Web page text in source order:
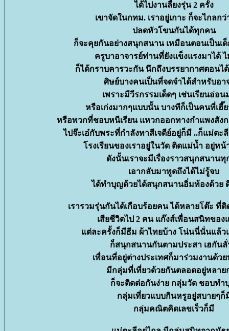
ได้ไปงานลี้ยงรุ่น 2 ครั้ง
เขาจัดในกทม. เราอยู่เกาะ ก็จะไกลก
ปลดหัวโขนกันได้ทุกคน
ก็จะคุยกันอย่างสนุกสนาน เหมือนตอนเป็นเ
ครูบาอาจารย์ท่านที่ยังแข็งแรงมาได้
ก็ได้กราบคารวะกัน นึกถึงบรรยากาศตอนไ
ศิษย์บางคนเป็นที่จดจำได้สำหรับอา
เพราะมีวีรกรรมเด็ดๆ เช่นเรียนอ่อน
หรือเก่งมากๆแบบนั้น บางทีก็เป็นคนที่เฮี๊
หรือพวกที่ชอบหนีเรียน แหวกออกทางกำแพงสัง
ไปจ๊ะเอ๋กับพระที่กำลังทาสีเจดีย์อยู่ก็มี ..ก็แม่ตะ
รงเรียนของเราอยู่ในวัด ติดแม่น้ำ อยู่หน้
ดังนั้นเราจะมีเรื่องราวสนุกสนานทุ
เอากลับมาพูดถึงได้ไม่รู้จบ
ได้ทำบุญด้วยได้สนุกสนานอิ่มท้องด้วย
เรารวมรุ่นกันได้เกือบร้อยคน ได้หลายโต๊ะ ที่
เสียชีวิตไป 2 คน แก๊งส์เพื่อนสนิทของ
ต่ละครั้งก็มีธีม ผ้าไทยบ้าง โน่นนี่นั่นแล้ว
ก็สนุกสนานกันตามประสา เฮกัน
เพื่อนที่อยู่ต่างประเทศก็มาร่วมงานด้วย
มีกลุ่มที่เที่ยวด้วยกันตลอดอยู่หลาย
ก็จะติดต่อกันง่าย กลุ่มวัด ชอบทำ
กลุ่มเที่ยวแบบกินหรูอยู่สบายๆก็
กลุ่มคณิตคิดเลขเร็วก็มี